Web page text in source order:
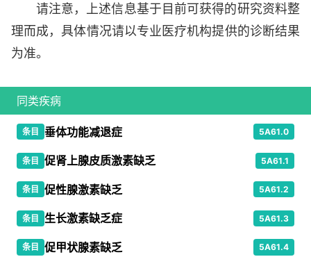
请注意，上述信息基于目前可获得的研究资料整
理而成，具体情况请以专业医疗机构提供的诊断结果
为准。
同类疾病
条目 垂体功能减退症 5A61.0
条目 促肾上腺皮质激素缺乏 5A61.1
条目 促性腺激素缺乏 5A61.2
条目 生长激素缺乏症 5A61.3
条目 促甲状腺素缺乏 5A61.4